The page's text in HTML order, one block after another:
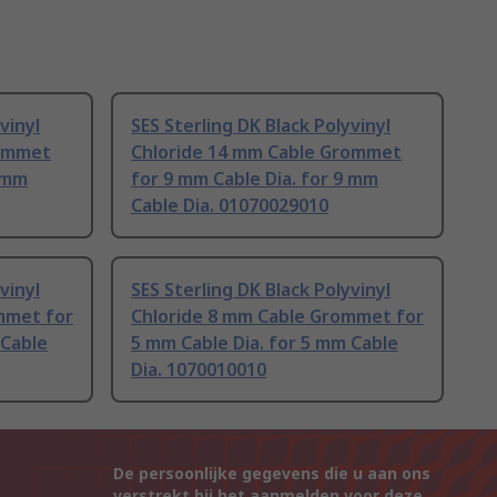
SES Sterling DK Black Polyvinyl
Chloride 14 mm Cable Grommet
for 9 mm Cable Dia. for 9 mm
Cable Dia. 01070029010
for
SES Sterling DK Black Polyvinyl
Chloride 8 mm Cable Grommet for
5 mm Cable Dia. for 5 mm Cable
Dia. 1070010010
De persoonlijke gegevens die u aan ons